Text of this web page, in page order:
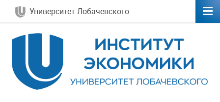
Университет Лобачевского